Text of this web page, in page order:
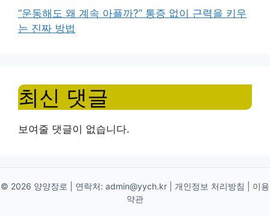
“운동해도 왜 계속 아플까?” 통증 없이 근력을 키우
는 진짜 방법
최신 댓글
보여줄 댓글이 없습니다.
© 2026 양양장로 | 연락처: admin@yych.kr 개인정보 처리방침
이용
약관